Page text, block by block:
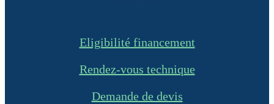
Eligibilité financement
Rendez-vous technique
Demande de devis